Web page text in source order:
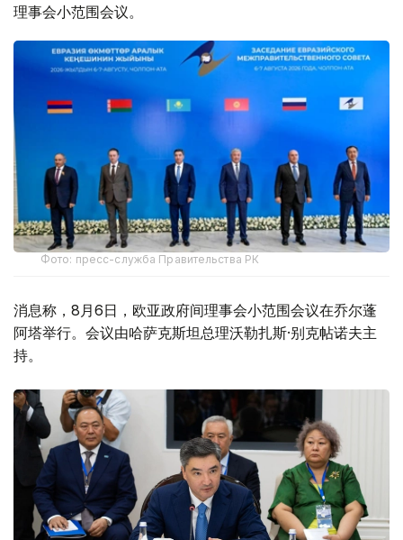
理事会小范围会议。
Фото: пресс-служба Правительства РК
消息称，8月6日，欧亚政府间理事会小范围会议在乔尔蓬
阿塔举行。会议由哈萨克斯坦总理沃勒扎斯·别克帖诺夫主
持。